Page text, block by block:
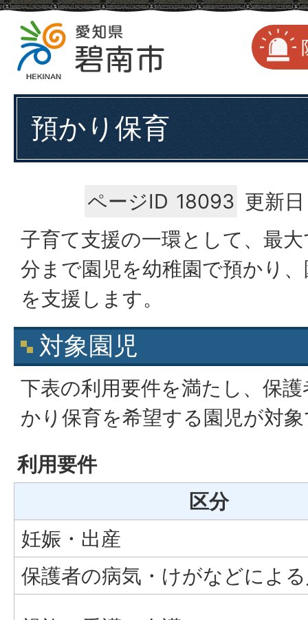
預かり保育
ページID 18093 更新
子育て支援の一環として、最
分まで園児を幼稚園で預かり
を支援します。
対象園児
下表の利用要件を満たし、保
かり保育を希望する園児が対
利用要件
区分
妊娠・出産
保護者の病気・けがなどによ